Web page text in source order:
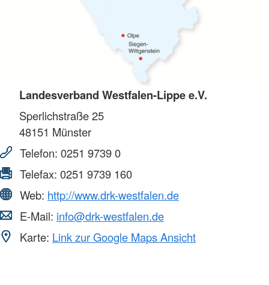
Landesverband Westfalen-Lippe e.V.
Sperlichstraße 25
48151 Münster
Telefon: 0251 9739 0
Telefax: 0251 9739 160
Web: http://www.drk-westfalen.de
E-Mail: info@drk-westfalen.de
Karte: Link zur Google Maps Ansicht